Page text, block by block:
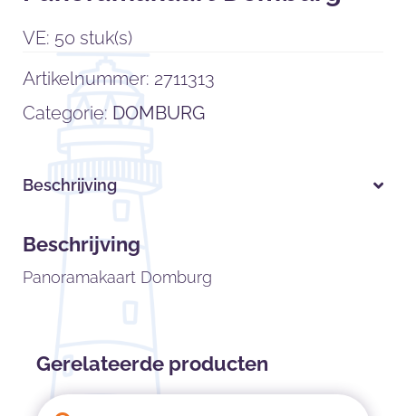
VE: 50 stuk(s)
Artikelnummer: 2711313
Categorie: DOMBURG
Beschrijving
Beschrijving
Panoramakaart Domburg
Gerelateerde producten